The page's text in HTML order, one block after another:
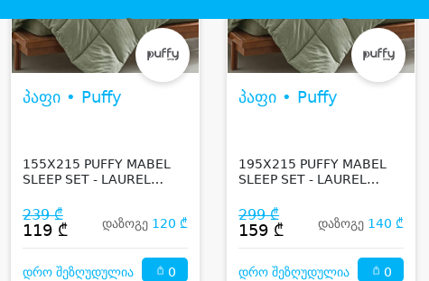
პაფი • Puffy
155X215 PUFFY MABEL
SLEEP SET - LAUREL
239 ₾
119 ₾ დაზოგე 120 ₾
დრო შეზღუდულია 0
პაფი • Puffy
195X215 PUFFY MABEL
SLEEP SET - LAUREL
299 ₾
159 ₾ დაზოგე 140 ₾
დრო შეზღუდულია 0